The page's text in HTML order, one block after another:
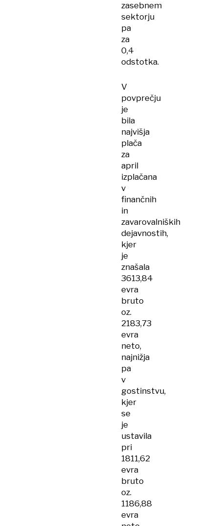
zasebnem
sektorju
pa
za
0,4
odstotka.
V
povprečju
je
bila
najvišja
plača
za
april
izplačana
v
finančnih
in
zavarovalniških
dejavnostih,
kjer
je
znašala
3613,84
evra
bruto
oz.
2183,73
evra
neto,
najnižja
pa
v
gostinstvu,
kjer
se
je
ustavila
pri
1811,62
evra
bruto
oz.
1186,88
evra